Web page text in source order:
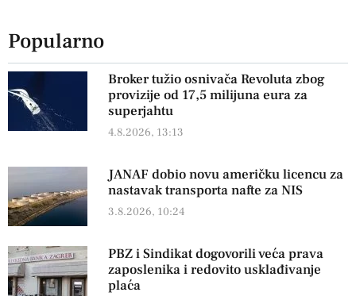
Popularno
Broker tužio osnivača Revoluta zbog
provizije od 17,5 milijuna eura za
superjahtu
4.8.2026, 13:13
JANAF dobio novu američku licencu za
nastavak transporta nafte za NIS
3.8.2026, 10:24
PBZ i Sindikat dogovorili veća prava
zaposlenika i redovito usklađivanje
plaća